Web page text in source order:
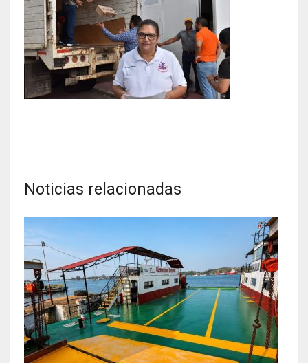
Noticias relacionadas